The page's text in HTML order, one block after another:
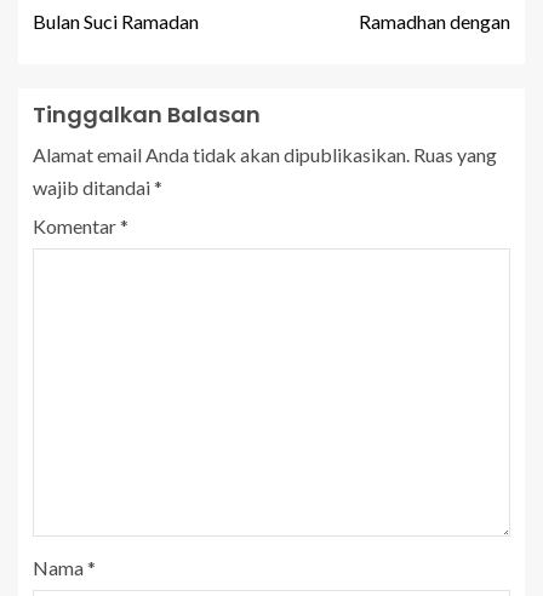
Bulan Suci Ramadan
Ramadhan dengan
Tinggalkan Balasan
Alamat email Anda tidak akan dipublikasikan. Ruas yang
wajib ditandai*
Komentar*
Nama*